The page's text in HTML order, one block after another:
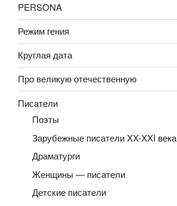
PERSONA
Режим гения
Круглая дата
Про великую отечественную
Писатели
Поэты
Зарубежные писатели XX-XXI века
Драматурги
Женщины — писатели
Детские писатели